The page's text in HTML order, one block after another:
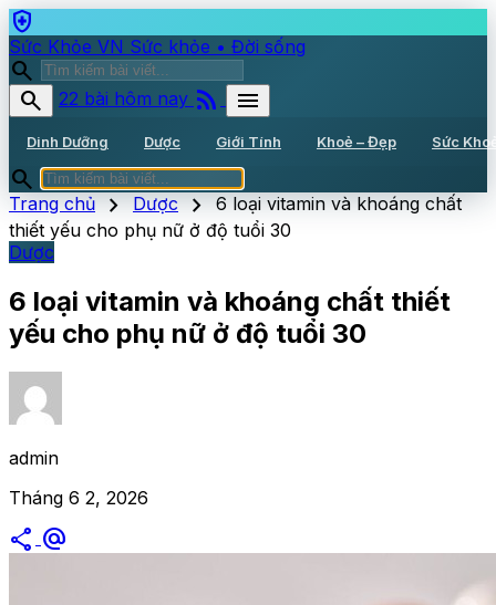
health_and_safety
Sức Khỏe VN Sức khỏe • Đời sống
search
search
22 bài hôm nay rss_feed menu
Dinh Dưỡng Dược Giới Tính Khoẻ – Đẹp Sức
search
Trang chủ chevron_right Dược chevron_right 6 loại vitamin và khoáng chất
thiết yếu cho phụ nữ ở độ tuổi 30
Dược
6 loại vitamin và khoáng chất thiết
yếu cho phụ nữ ở độ tuổi 30
admin
Tháng 6 2, 2026
share alternate_email